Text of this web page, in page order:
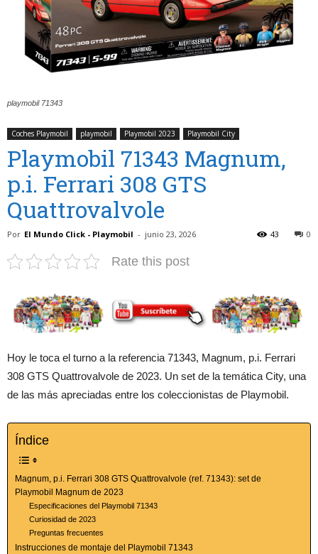
playmobil 71343
Coches Playmobil playmobil Playmobil 2023 Playmobil City
Playmobil 71343 Magnum,
p.i. Ferrari 308 GTS
Quattrovalvole
Por El Mundo Click - Playmobil - junio 23, 2026 0
43
Rate this post
Hoy le toca el turno a la referencia 71343, Magnum, p.i. Ferrari
308 GTS Quattrovalvole de 2023. Un set de la temática City, una
de las más apreciadas entre los coleccionistas de Playmobil.
Índice
Magnum, p.i. Ferrari 308 GTS Quattrovalvole (ref. 71343): set de
Playmobil Magnum de 2023
Especificaciones del Playmobil 71343
Curiosidad de 2023
Preguntas frecuentes
Instrucciones de montaje del Playmobil 71343